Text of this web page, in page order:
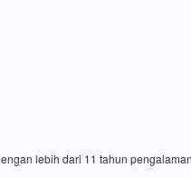
lebih dari 11 tahun